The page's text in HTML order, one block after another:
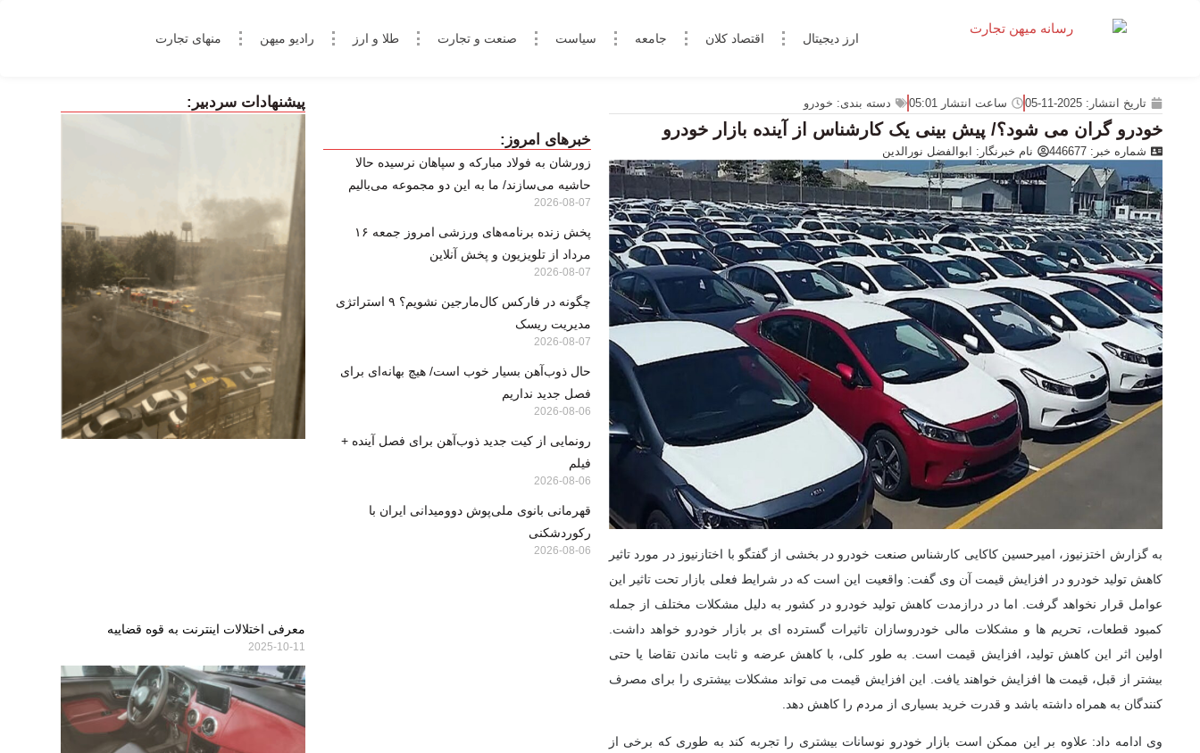
ارز دیجیتال اقتصاد کلان جامعه سیاست صنعت و تجارت طلا و ارز رادیو میهن منهای تجارت
تاریخ انتشار: 2025-11-05 ساعت انتشار 05:01 دسته بندی: خودرو
خودرو گران می شود؟/ پیش بینی یک کارشناس از آینده بازار خودرو
شماره خبر: 446677 نام خبرنگار: ابوالفضل نورالدین
به گزارش اختزنیوز، امیرحسین کاکایی کارشناس صنعت خودرو در بخشی از گفتگو با اختازنیوز در مورد تاثیر
کاهش تولید خودرو در افزایش قیمت آن وی گفت: واقعیت این است که در شرایط فعلی بازار تحت تاثیر این
عوامل قرار نخواهد گرفت. اما در درازمدت کاهش تولید خودرو در کشور به دلیل مشکلات مختلف از جمله
کمبود قطعات، تحریم ها و مشکلات مالی خودروسازان تاثیرات گسترده ای بر بازار خودرو خواهد داشت.
اولین اثر این کاهش تولید، افزایش قیمت است. به طور کلی، با کاهش عرضه و ثابت ماندن تقاضا یا حتی
بیشتر از قبل، قیمت ها افزایش خواهند یافت. این افزایش قیمت می تواند مشکلات بیشتری را برای مصرف
کنندگان به همراه داشته باشد و قدرت خرید بسیاری از مردم را کاهش دهد.
وی ادامه داد: علاوه بر این ممکن است بازار خودرو نوسانات بیشتری را تجربه کند به طوری که برخی از
خبرهای امروز:
زورشان به فولاد مبارکه و سپاهان نرسیده حالا
حاشیه می‌سازند/ ما به این دو مجموعه می‌بالیم
2026-08-07
پخش زنده برنامه‌های ورزشی امروز جمعه ۱۶
مرداد از تلویزیون و پخش آنلاین
2026-08-07
چگونه در فارکس کال‌مارجین نشویم؟ ۹ استراتژی
مدیریت ریسک
2026-08-07
حال ذوب‌آهن بسیار خوب است/ هیچ بهانه‌ای برای
فصل جدید نداریم
2026-08-06
رونمایی از کیت جدید ذوب‌آهن برای فصل آینده +
فیلم
2026-08-06
قهرمانی بانوی ملی‌پوش دوومیدانی ایران با
رکوردشکنی
2026-08-06
پیشنهادات سردبیر:
معرفی اختلالات اینترنت به قوه قضاییه
2025-10-11